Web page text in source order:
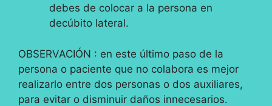
debes de colocar a la persona en
decúbito lateral.
OBSERVACIÓN : en este último paso de la
persona o paciente que no colabora es mejor
realizarlo entre dos personas o dos auxiliares,
para evitar o disminuir daños innecesarios.